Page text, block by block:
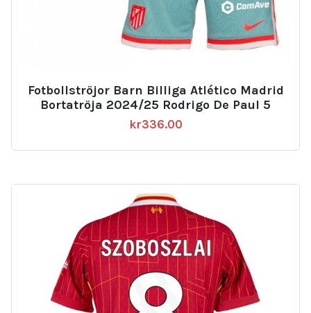
Fotbollströjor Barn Billiga Atlético Madrid
Bortatröja 2024/25 Rodrigo De Paul 5
kr336.00